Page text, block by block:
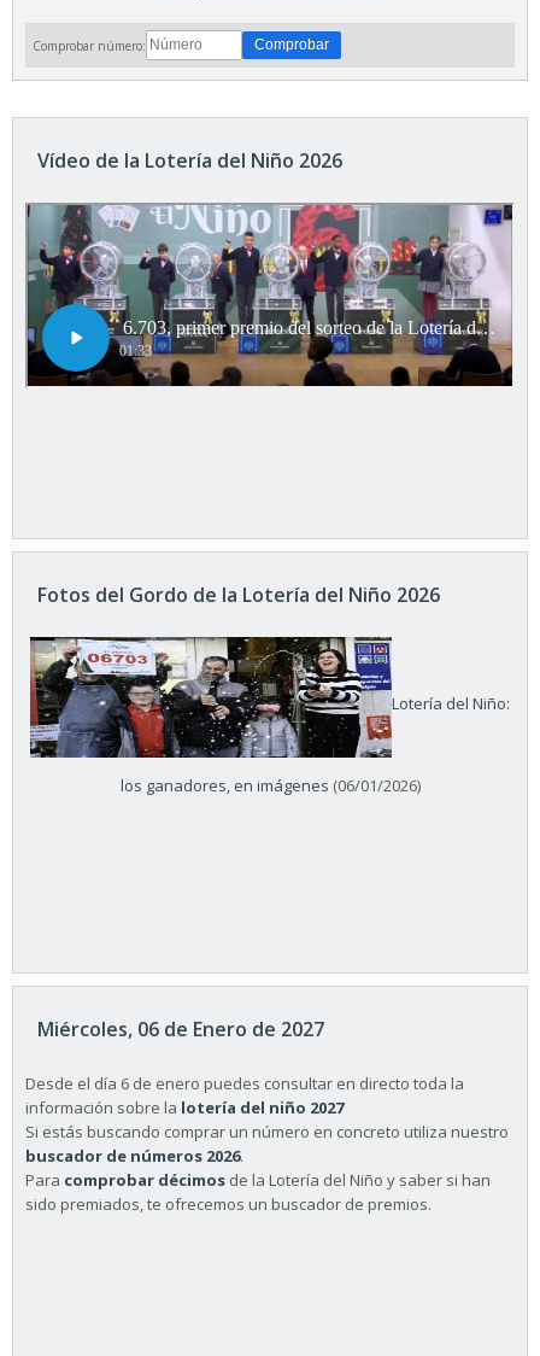
Comprobar número:
Vídeo de la Lotería del Niño 2026
Fotos del Gordo de la Lotería del Niño 2026
Lotería del Niño:
los ganadores, en imágenes (06/01/2026)
Miércoles, 06 de Enero de 2027
Desde el día 6 de enero puedes consultar en directo toda la
información sobre la lotería del niño 2027
Si estás buscando comprar un número en concreto utiliza nuestro
buscador de números 2026.
Para comprobar décimos de la Lotería del Niño y saber si han
sido premiados, te ofrecemos un buscador de premios.